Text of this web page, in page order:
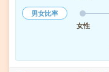
男女比率
女性